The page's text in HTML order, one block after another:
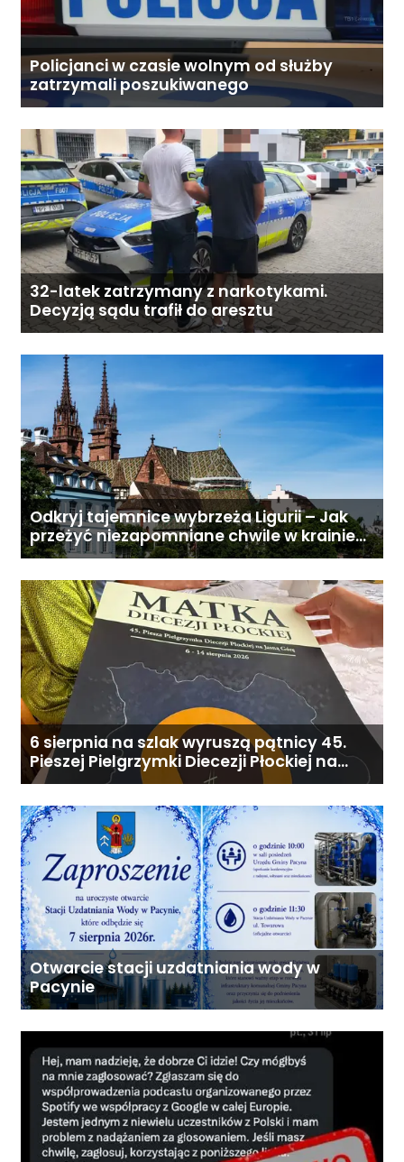
Policjanci w czasie wolnym od służby
zatrzymali poszukiwanego
32-latek zatrzymany z narkotykami.
Decyzją sądu trafił do aresztu
Odkryj tajemnice wybrzeża Ligurii – Jak
przeżyć niezapomniane chwile w krainie
pesto i słońca
6 sierpnia na szlak wyruszą pątnicy 45.
Pieszej Pielgrzymki Diecezji Płockiej na
Jasną Górę
Otwarcie stacji uzdatniania wody w
Pacynie